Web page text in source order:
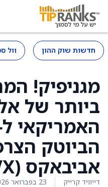
חדשות שוק ההון וול
מגניפיק!
ביותר של
הביוטק
אביבאקס (ABVX)
דייוויד קרייק 23 בפברואר 2026